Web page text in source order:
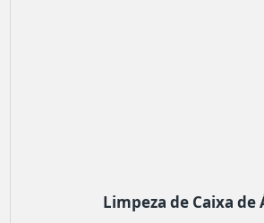
Limpeza de Caixa de